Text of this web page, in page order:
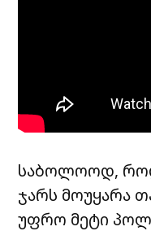
საბოლოოდ,
ჯარს მოუყარა
უფრო მეტი